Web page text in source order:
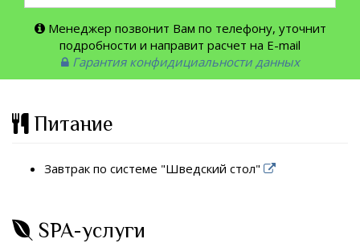
Менеджер позвонит Вам по телефону, уточнит
подробности и направит расчет на E-mail
Гарантия конфидициальности данных
Питание
Завтрак по системе "Шведский стол"
SPA-услуги